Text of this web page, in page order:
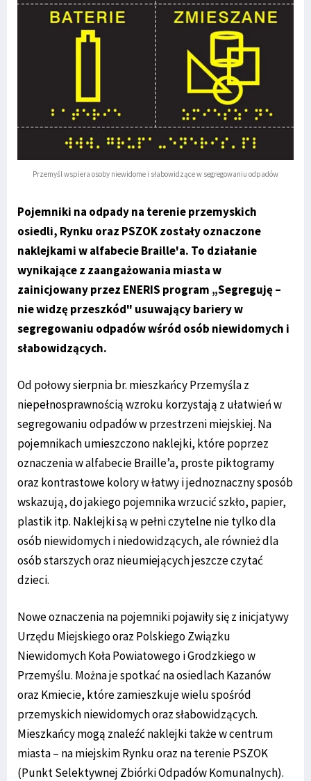
Przemyśl wspiera osoby niewidome i słabowidzące w segregowaniu odpadów
Pojemniki na odpady na terenie przemyskich
osiedli, Rynku oraz PSZOK zostały oznaczone
naklejkami w alfabecie Braille'a. To działanie
wynikające z zaangażowania miasta w
zainicjowany przez ENERIS program „Segreguję –
nie widzę przeszkód" usuwający bariery w
segregowaniu odpadów wśród osób niewidomych i
słabowidzących.
Od połowy sierpnia br. mieszkańcy Przemyśla z
niepełnosprawnością wzroku korzystają z ułatwień w
segregowaniu odpadów w przestrzeni miejskiej. Na
pojemnikach umieszczono naklejki, które poprzez
oznaczenia w alfabecie Braille’a, proste piktogramy
oraz kontrastowe kolory w łatwy i jednoznaczny sposób
wskazują, do jakiego pojemnika wrzucić szkło, papier,
plastik itp. Naklejki są w pełni czytelne nie tylko dla
osób niewidomych i niedowidzących, ale również dla
osób starszych oraz nieumiejących jeszcze czytać
dzieci.
Nowe oznaczenia na pojemniki pojawiły się z inicjatywy
Urzędu Miejskiego oraz Polskiego Związku
Niewidomych Koła Powiatowego i Grodzkiego w
Przemyślu. Można je spotkać na osiedlach Kazanów
oraz Kmiecie, które zamieszkuje wielu spośród
przemyskich niewidomych oraz słabowidzących.
Mieszkańcy mogą znaleźć naklejki także w centrum
miasta – na miejskim Rynku oraz na terenie PSZOK
(Punkt Selektywnej Zbiórki Odpadów Komunalnych).